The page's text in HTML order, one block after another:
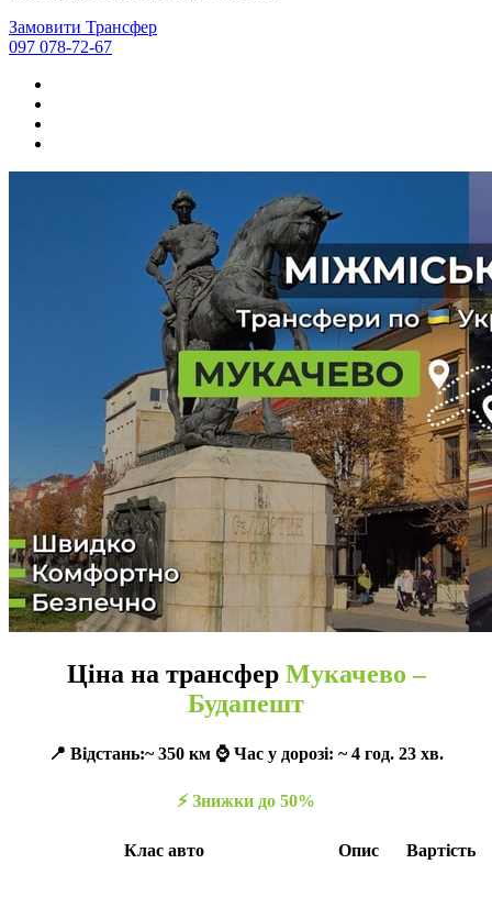
Замовити Трансфер
097 078-72-67
Ціна на трансфер Мукачево –
Будапешт
📍 Відстань:~ 350 км ⌚️ Час у дорозі: ~ 4 год. 23 хв.
⚡️ Знижки до 50%
Клас авто Опис Вартість